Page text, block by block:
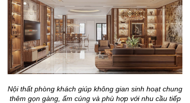
Nội thất phòng khách giúp không gian sinh hoạt chung
thêm gọn gàng, ấm cúng và phù hợp với nhu cầu tiếp